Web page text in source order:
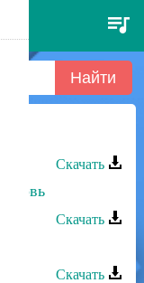
Скачать
Скачать
Скачать